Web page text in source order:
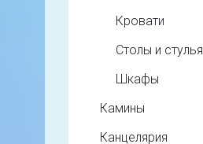
Кровати
Столы и стулья
Шкафы
Камины
Канцелярия